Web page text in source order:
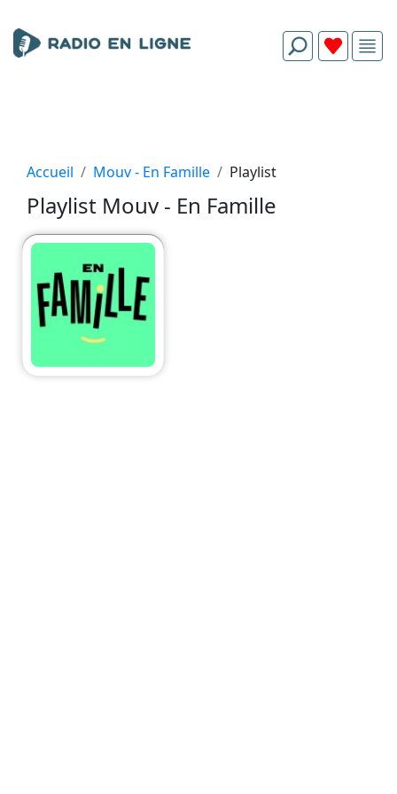
Accueil Mouv - En Famille Playlist
Playlist Mouv - En Famille